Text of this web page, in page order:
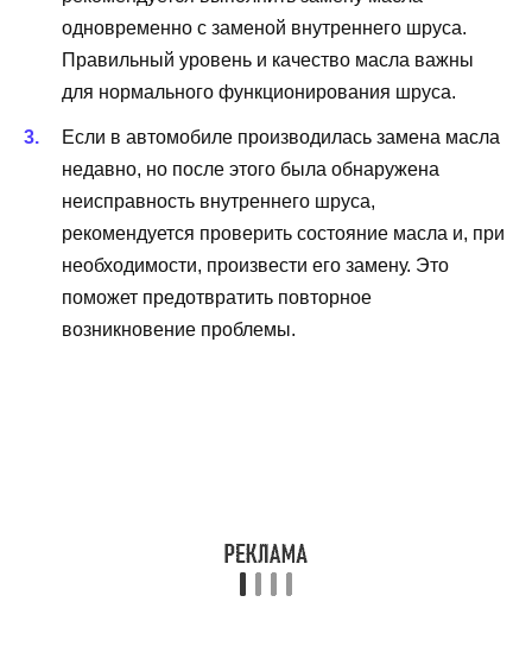
одновременно с заменой внутреннего шруса.
Правильный уровень и качество масла важны
для нормального функционирования шруса.
Если в автомобиле производилась замена масла
недавно, но после этого была обнаружена
неисправность внутреннего шруса,
рекомендуется проверить состояние масла и, при
необходимости, произвести его замену. Это
поможет предотвратить повторное
возникновение проблемы.